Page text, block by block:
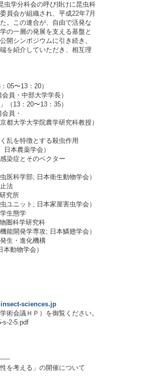
分科会の呼び掛けに昆虫科
が組織され、平成22年7月
この連合が、自由で活発な
一層の発展を支える基盤と
ンポジウムに引き続き、
紹介していただき、相互理
〜13：20）
中部大学学長）
：20〜13：35）
・
研究科教授）
特徴とする殺虫作用
農薬学会）
とそのベクター
生動物学会）
法
究所
家屋害虫学会）
態学
科学研究科
本鱗翅学会）
・進化機構
物学会）
sciences.jp
会議ＨＰ）を御覧ください。
2-5.pdf
を考える」の開催について